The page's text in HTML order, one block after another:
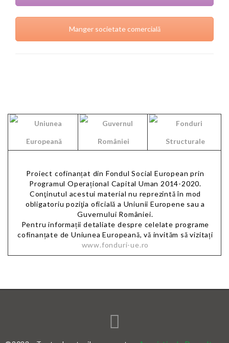
Manger societate comercială
Proiect cofinanțat din Fondul Social European prin
Programul Operațional Capital Uman 2014-2020.
Conţinutul acestui material nu reprezintă în mod
obligatoriu poziţia oficială a Uniunii Europene sau a
Guvernului României.
Pentru informații detaliate despre celelate programe
cofinanțate de Uniunea Europeană, vă invităm să vizitați
www.fonduri-ue.ro